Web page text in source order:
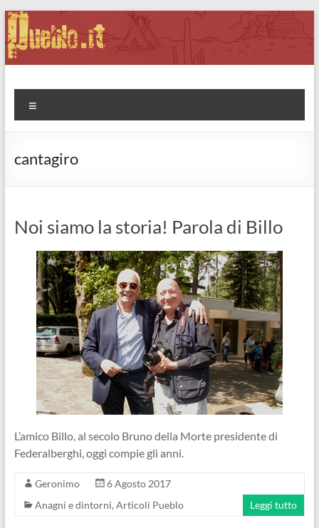
Salta
al
contenuto
Pueblo.it
Fabio Forte, ovvero: il richiamo della Foresta
cantagiro
Noi siamo la storia! Parola di Billo
L’amico Billo, al secolo Bruno della Morte presidente di
Federalberghi, oggi compie gli anni.
Geronimo
6 Agosto 2017
Anagni e dintorni, Articoli Pueblo Leggi tutto